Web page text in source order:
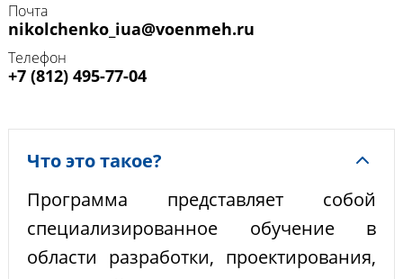
Почта
nikolchenko_iua@voenmeh.ru
Телефон
+7 (812) 495-77-04
Что это такое?
Программа представляет собой
специализированное обучение в
области разработки, проектирования,